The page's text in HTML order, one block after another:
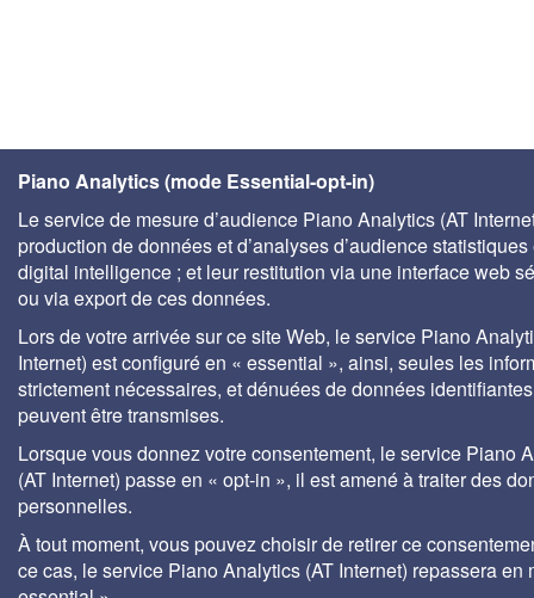
Piano Analytics (mode Essential-opt-in)
Le service de mesure d’audience Piano Analytics (AT
production de données et d’analyses d’audience statistiques
digital intelligence ; et leur restitution via une interface web
ou via export de ces données.
Lors de votre arrivée sur ce site Web, le service Piano
Internet) est configuré en « essential », ainsi, seules les
strictement nécessaires, et dénuées de données
peuvent être transmises.
Lorsque vous donnez votre consentement, le service Piano
(AT Internet) passe en « opt-in », il est amené à traiter des
personnelles.
À tout moment, vous pouvez choisir de retirer ce
ce cas, le service Piano Analytics (AT Internet) repassera en